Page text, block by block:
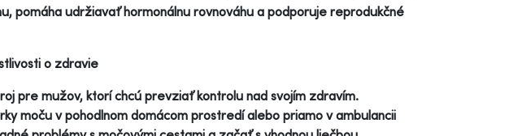
pomáha udržiavať hormonálnu rovnováhu a podporuje reprodukčné
o zdravie
pre mužov, ktorí chcú prevziať kontrolu nad svojím zdravím.
moču v pohodlnom domácom prostredí alebo priamo v ambulancii